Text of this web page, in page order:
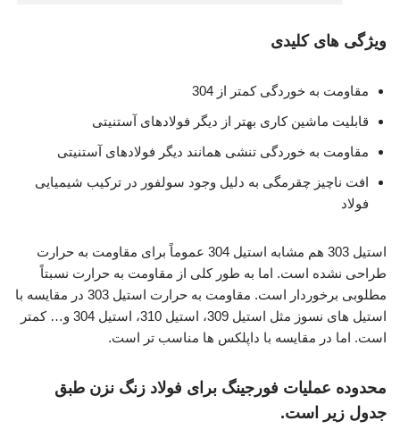
ویژگی های کلیدی
مقاومت به خوردگی کمتر از 304
قابلیت ماشین کاری بهتر از دیگر فولادهای آستنیتی
مقاومت به خوردگی تنشی همانند دیگر فولادهای آستنیتی
افت ناچیز چقرمگی به دلیل وجود سولفور در ترکیب شیمیایی
فولاد
استیل 303 هم مشابه استیل 304 عموماً برای مقاومت به حرارت
طراحی نشده است. اما به طور کلی از مقاومت به حرارت نسبتاً
مطلوبی برخوردار است. مقاومت به حرارت استیل 303 در مقایسه با
استیل های نسوز مثل استیل 309، استیل 310، استیل 304 و… کمتر
است. اما در مقایسه با داپلکس ها مناسب تر است.
محدوده عملیات فورجینگ برای فولاد زنگ نزن طبق
جدول زیر است.